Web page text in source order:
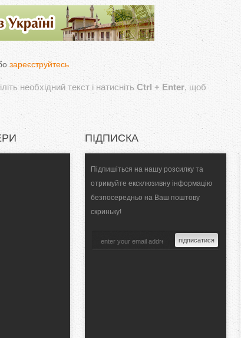
зареєструйтесь
необхідний текст і натисніть Ctrl + Enter, щоб
ПІДПИСКА
Підпишіться на нашу розсилку та
отримуйте ексклюзивну інформацію
безпосередньо на Ваш поштову
скриньку!